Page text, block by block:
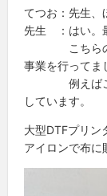
てつお：先生、
先生 ：はい。
こちらの
事業を行ってま
例えばこう
しています。
大型DTFプリン
アイロンで布に